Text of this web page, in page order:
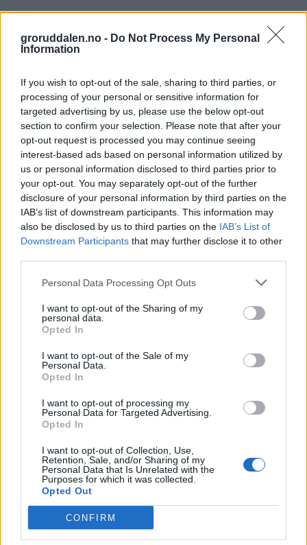
groruddalen.no - Do Not Process My Personal
Information
If you wish to opt-out of the sale, sharing to third parties, or
processing of your personal or sensitive information for
targeted advertising by us, please use the below opt-out
section to confirm your selection. Please note that after your
opt-out request is processed you may continue seeing
interest-based ads based on personal information utilized by
us or personal information disclosed to third parties prior to
your opt-out. You may separately opt-out of the further
disclosure of your personal information by third parties on the
IAB’s list of downstream participants. This information may
also be disclosed by us to third parties on the IAB’s List of
Downstream Participants that may further disclose it to other
Personal Data Processing Opt Outs
I want to opt-out of the Sharing of my
personal data.
Opted In
I want to opt-out of the Sale of my
Personal Data.
Opted In
I want to opt-out of processing my
Personal Data for Targeted Advertising.
Opted In
I want to opt-out of Collection, Use,
Retention, Sale, and/or Sharing of my
Personal Data that Is Unrelated with the
Purposes for which it was collected.
Opted Out
CONFIRM